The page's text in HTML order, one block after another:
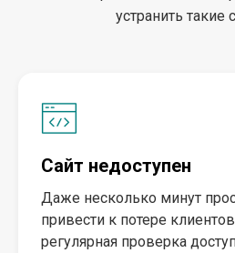
устранить такие
Сайт недоступен
Даже несколько минут
привести к потере
регулярная проверка